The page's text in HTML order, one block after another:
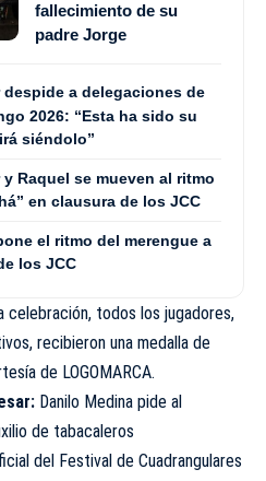
fallecimiento de su
padre Jorge
despide a delegaciones de
2026: “Esta ha sido su
siéndolo”
Raquel se mueven al ritmo
en clausura de los JCC
el ritmo del merengue a
los JCC
celebración, todos los jugadores,
recibieron una medalla de
de LOGOMARCA.
Danilo Medina pide al
de tabacaleros
del Festival de Cuadrangulares